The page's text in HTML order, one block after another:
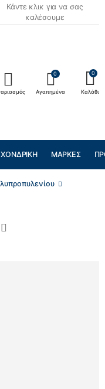
Κάντε κλικ για να σας
καλέσουμε
0
Αγαπημένα
0
Καλάθι
ΧΟΝΔΡΙΚΉ ΜΆΡΚΕΣ